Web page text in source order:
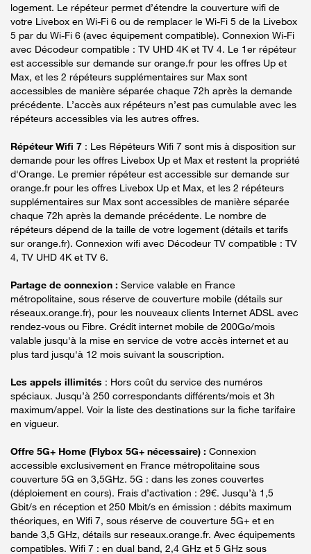
logement. Le répéteur permet d’étendre la couverture wifi de
votre Livebox en Wi-Fi 6 ou de remplacer le Wi-Fi 5 de la Livebox
5 par du Wi-Fi 6 (avec équipement compatible). Connexion Wi-Fi
avec Décodeur compatible : TV UHD 4K et TV 4. Le 1er répéteur
est accessible sur demande sur orange.fr pour les offres Up et
Max, et les 2 répéteurs supplémentaires sur Max sont
accessibles de manière séparée chaque 72h après la demande
précédente. L’accès aux répéteurs n’est pas cumulable avec les
répéteurs accessibles via les autres offres.
Répéteur Wifi 7 : Les Répéteurs Wifi 7 sont mis à disposition sur
demande pour les offres Livebox Up et Max et restent la propriété
d'Orange. Le premier répéteur est accessible sur demande sur
orange.fr pour les offres Livebox Up et Max, et les 2 répéteurs
supplémentaires sur Max sont accessibles de manière séparée
chaque 72h après la demande précédente. Le nombre de
répéteurs dépend de la taille de votre logement (détails et tarifs
sur orange.fr). Connexion wifi avec Décodeur TV compatible : TV
4, TV UHD 4K et TV 6.
Partage de connexion : Service valable en France
métropolitaine, sous réserve de couverture mobile (détails sur
réseaux.orange.fr), pour les nouveaux clients Internet ADSL avec
rendez-vous ou Fibre. Crédit internet mobile de 200Go/mois
valable jusqu'à la mise en service de votre accès internet et au
plus tard jusqu'à 12 mois suivant la souscription.
Les appels illimités : Hors coût du service des numéros
spéciaux. Jusqu’à 250 correspondants différents/mois et 3h
maximum/appel. Voir la liste des destinations sur la fiche tarifaire
en vigueur.
Offre 5G+ Home (Flybox 5G+ nécessaire) : Connexion
accessible exclusivement en France métropolitaine sous
couverture 5G en 3,5GHz. 5G : dans les zones couvertes
(déploiement en cours). Frais d’activation : 29€. Jusqu’à 1,5
Gbit/s en réception et 250 Mbit/s en émission : débits maximum
théoriques, en Wifi 7, sous réserve de couverture 5G+ et en
bande 3,5 GHz, détails sur reseaux.orange.fr. Avec équipements
compatibles. Wifi 7 : en dual band, 2,4 GHz et 5 GHz sous